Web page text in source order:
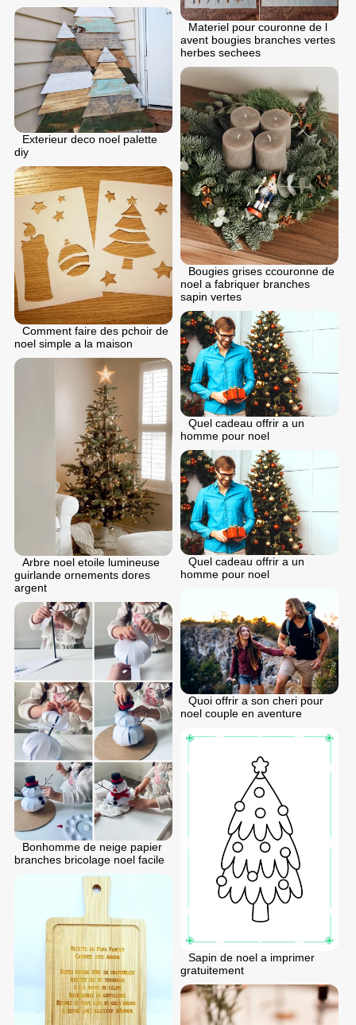
Materiel pour couronne de l
avent bougies branches vertes
herbes sechees
Exterieur deco noel palette
diy
Bougies grises ccouronne de
noel a fabriquer branches
sapin vertes
Comment faire des pchoir de
noel simple a la maison
Quel cadeau offrir a un
homme pour noel
Arbre noel etoile lumineuse
guirlande ornements dores
argent
Quel cadeau offrir a un
homme pour noel
Quoi offrir a son cheri pour
noel couple en aventure
Bonhomme de neige papier
branches bricolage noel facile
Sapin de noel a imprimer
gratuitement